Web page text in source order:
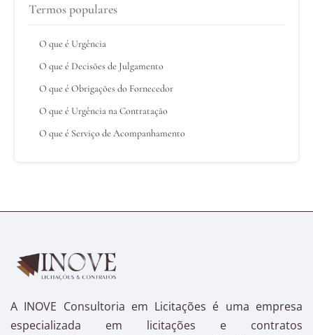
Termos populares
O que é Urgência
O que é Decisões de Julgamento
O que é Obrigações do Fornecedor
O que é Urgência na Contratação
O que é Serviço de Acompanhamento
A INOVE Consultoria em Licitações é uma empresa
especializada em licitações e contratos